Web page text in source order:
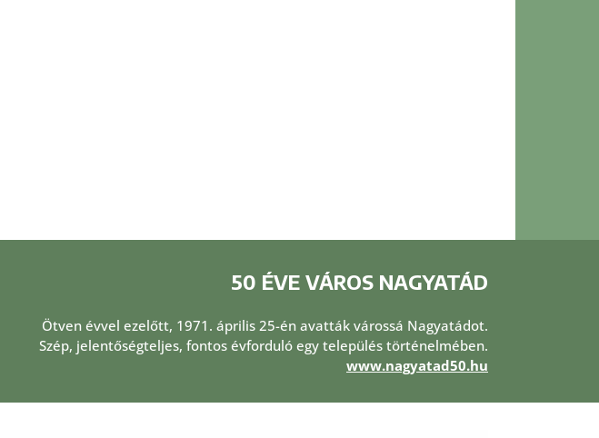
50 ÉVE VÁROS NAGYATÁD
Ötven évvel ezelőtt, 1971. április 25-én avatták várossá Nagyatádot.
Szép, jelentőségteljes, fontos évforduló egy település történelmében.
www.nagyatad50.hu